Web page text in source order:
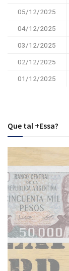
05/12/2025
04/12/2025
03/12/2025
02/12/2025
01/12/2025
Que tal +Essa?